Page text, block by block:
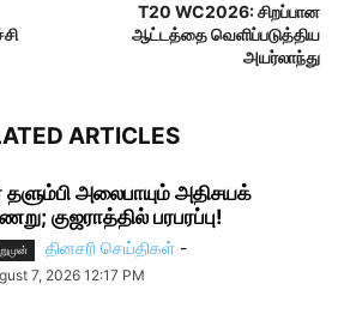
T20 WC2026: சிறப்பான
ஆட்டத்தை வெளிப்படுத்திய
அயர்லாந்து
ARTICLES
தளும்பி அலைபாயும் அதிசயக்
குஜராத்தில் பரபரப்பு!
தினசரி செய்திகள் -
7, 2026 12:17 PM